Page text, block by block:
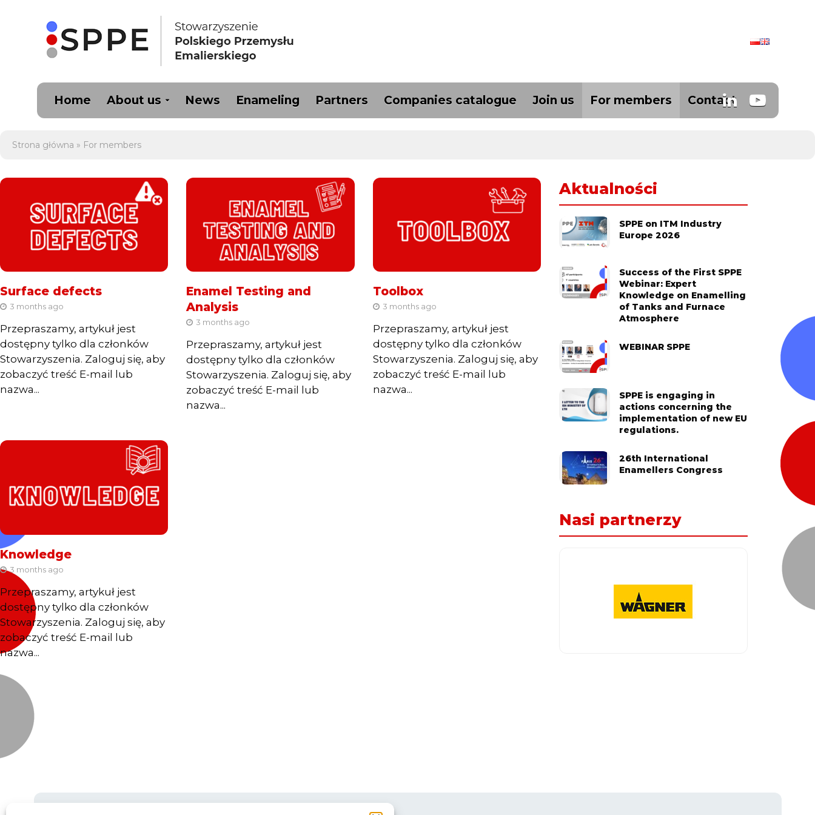
Home About us News Enameling Partners Companies catalogue Join us For members Contact
Strona główna » For members
Surface defects
3 months ago
Przepraszamy, artykuł jest
dostępny tylko dla członków
Stowarzyszenia. Zaloguj się, aby
zobaczyć treść E-mail lub
nazwa...
Enamel Testing and
Analysis
3 months ago
Przepraszamy, artykuł jest
dostępny tylko dla członków
Stowarzyszenia. Zaloguj się, aby
zobaczyć treść E-mail lub
nazwa...
Toolbox
3 months ago
Przepraszamy, artykuł jest
dostępny tylko dla członków
Stowarzyszenia. Zaloguj się, aby
zobaczyć treść E-mail lub
nazwa...
Knowledge
3 months ago
Przepraszamy, artykuł jest
dostępny tylko dla członków
Stowarzyszenia. Zaloguj się, aby
zobaczyć treść E-mail lub
nazwa...
Aktualności
SPPE on ITM Industry
Europe 2026
Success of the First SPPE
Webinar: Expert
Knowledge on Enamelling
of Tanks and Furnace
Atmosphere
WEBINAR SPPE
SPPE is engaging in
actions concerning the
implementation of new EU
regulations.
26th International
Enamellers Congress
Nasi partnerzy